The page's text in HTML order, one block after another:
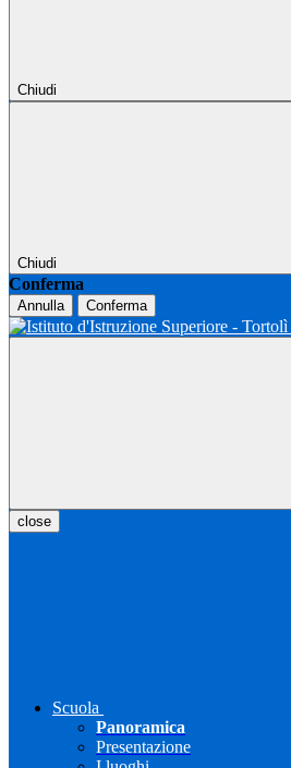
Chiudi
Chiudi
Conferma
Annulla Conferma
close
Scuola
Panoramica
Presentazione